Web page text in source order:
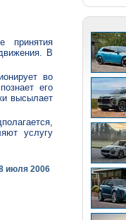
принятия
В
во
его
высылает
услугу
июля 2006